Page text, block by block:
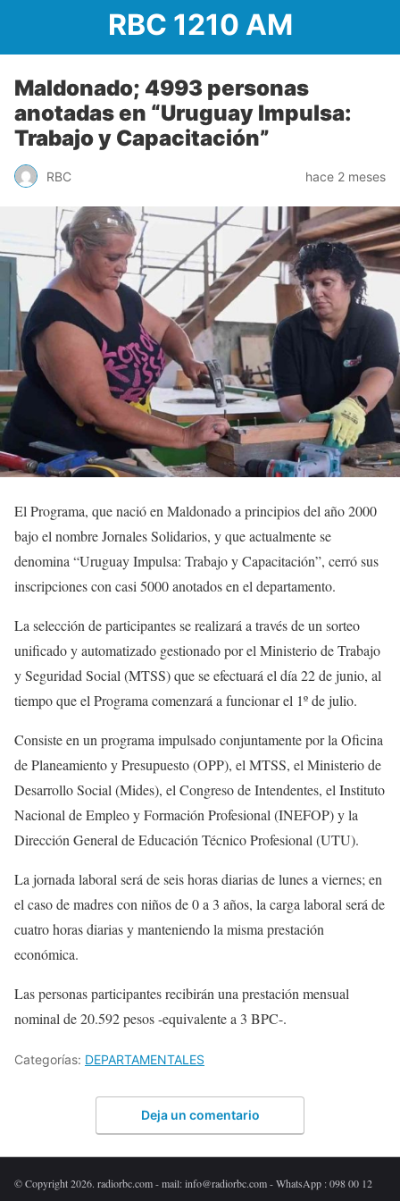
RBC 1210 AM
Maldonado; 4993 personas
anotadas en “Uruguay Impulsa:
Trabajo y Capacitación”
RBC hace 2 meses
El Programa, que nació en Maldonado a principios del año 2000
bajo el nombre Jornales Solidarios, y que actualmente se
denomina “Uruguay Impulsa: Trabajo y Capacitación”, cerró sus
inscripciones con casi 5000 anotados en el departamento.
La selección de participantes se realizará a través de un sorteo
unificado y automatizado gestionado por el Ministerio de Trabajo
y Seguridad Social (MTSS) que se efectuará el día 22 de junio, al
tiempo que el Programa comenzará a funcionar el 1º de julio.
Consiste en un programa impulsado conjuntamente por la Oficina
de Planeamiento y Presupuesto (OPP), el MTSS, el Ministerio de
Desarrollo Social (Mides), el Congreso de Intendentes, el Instituto
Nacional de Empleo y Formación Profesional (INEFOP) y la
Dirección General de Educación Técnico Profesional (UTU).
La jornada laboral será de seis horas diarias de lunes a viernes; en
el caso de madres con niños de 0 a 3 años, la carga laboral será de
cuatro horas diarias y manteniendo la misma prestación
económica.
Las personas participantes recibirán una prestación mensual
nominal de 20.592 pesos -equivalente a 3 BPC-.
Categorías: DEPARTAMENTALES
Deja un comentario
© Copyright 2026. radiorbc.com - mail: info@radiorbc.com - WhatsApp : 098 00 12